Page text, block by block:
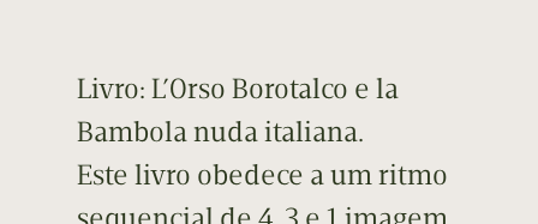
Livro: L’Orso Borotalco e la
Bambola nuda italiana.
Este livro obedece a um ritmo